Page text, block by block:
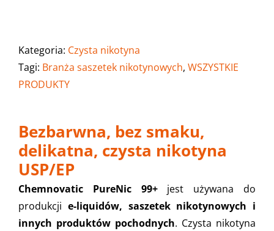
Kategoria: Czysta nikotyna
Tagi: Branża saszetek nikotynowych, WSZYSTKIE
PRODUKTY
Bezbarwna, bez smaku,
delikatna, czysta nikotyna
USP/EP
Chemnovatic PureNic 99+jest używana do
produkcji e-liquidów, saszetek nikotynowych i
innych produktów pochodnych. Czysta nikotyna